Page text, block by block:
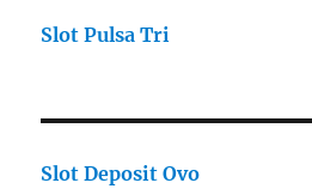
Slot Pulsa Tri
Slot Deposit Ovo